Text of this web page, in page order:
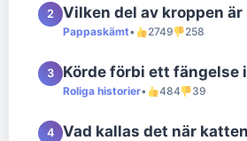
2 Vilken del av kroppen är
Pappaskämt• 2749 258
3 Körde förbi ett fängelse
Roliga historier• 484 39
4 Vad kallas det när